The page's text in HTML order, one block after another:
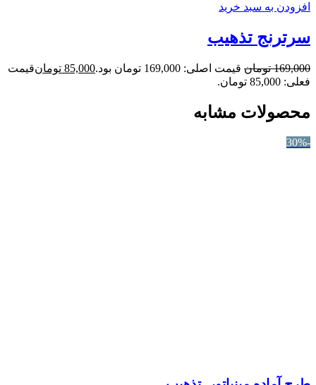
افزودن به سبد خرید
سرترنج تذهیب
169,000 تومان قیمت اصلی: 169,000 تومان بود. 85,000 تومانقیمت
فعلی: 85,000 تومان.
محصولات مشابه
-30%